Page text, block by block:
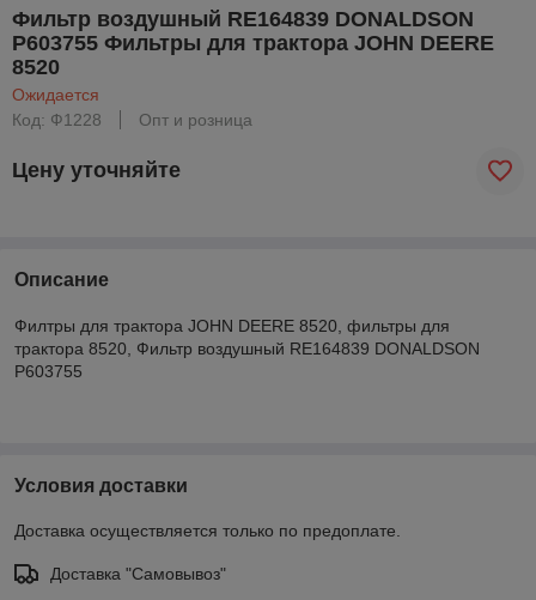
Фильтр воздушный RE164839 DONALDSON
P603755 Фильтры для трактора JOHN DEERE
8520
Ожидается
Код: Ф1228
Опт и розница
Цену уточняйте
Описание
Филтры для трактора JOHN DEERE 8520, фильтры для
трактора 8520, Фильтр воздушный RE164839 DONALDSON
P603755
Условия доставки
Доставка осуществляется только по предоплате.
Доставка "Самовывоз"